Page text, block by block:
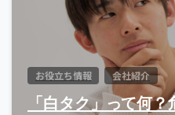
お役立ち情報 会社紹介
「白タク」って何